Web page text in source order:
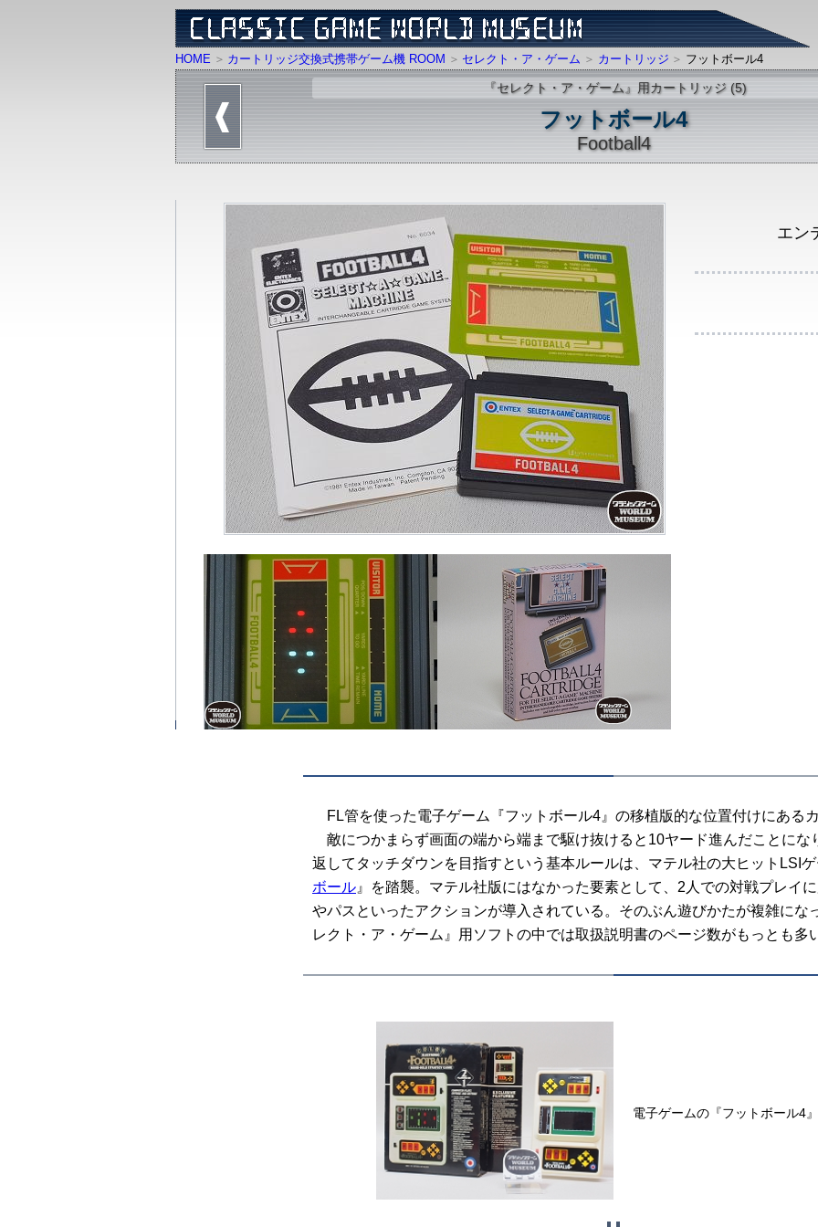
HOME カートリッジ交換式携帯ゲーム機 ROOM セレクト・ア・ゲーム カートリッジ フットボール4
『セレクト・ア・ゲーム』用カートリッジ (5)
フットボール4
Football4
エン
FL管を使った電子ゲーム『フットボール4』の移植版的な位置付けにあるカ
敵につかまらず画面の端から端まで駆け抜けると10ヤード進んだことにな
返してタッチダウンを目指すという基本ルールは、マテル社の大ヒットLSI
ボール 』を踏襲。マテル社版にはなかった要素として、2人での対戦プレイ
やパスといったアクションが導入されている。そのぶん遊びかたが複雑にな
レクト・ア・ゲーム』用ソフトの中では取扱説明書のページ数がもっとも多
電子ゲームの『フットボール4』